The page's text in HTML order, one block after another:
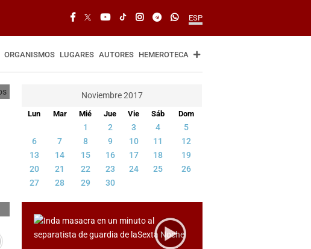
ESP
ORGANISMOS LUGARES AUTORES HEMEROTECA
Noviembre 2017
Lun Mar Mié Jue Vie Sáb Dom
1 2 3 4
5
6
7 8 9 10 11
12
13
14 15 16 17 18
19
20
21 22 23 24 25
26
27
28 29 30